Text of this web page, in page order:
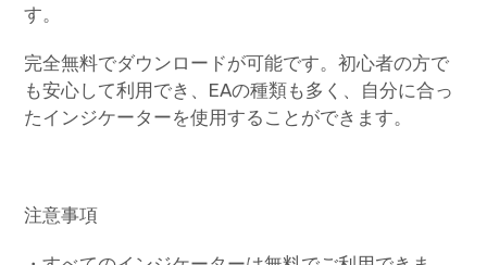
す。
完全無料でダウンロードが可能です。初心者の方で
も安心して利用でき、EAの種類も多く、自分に合っ
たインジケーターを使用することができます。
注意事項